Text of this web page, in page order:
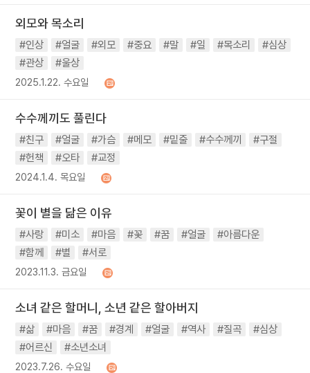
외모와 목소리
#인상 #얼굴 #외모 #중요 #말 #일 #목소리
#심상
#관상
#울상
2025.1.22. 수요일
수수께끼도 풀린다
#친구 #얼굴 #가슴 #메모 #밑줄 #수수께끼
#구절
#헌책
#오타 #교정
2024.1.4. 목요일
꽃이 별을 닮은 이유
#사랑 #미소 #마음 #꽃 #꿈 #얼굴
#아름다운
#함께
#별 #서로
2023.11.3. 금요일
소녀 같은 할머니, 소년 같은 할아버지
#삶 #마음 #꿈 #경계 #얼굴 #역사 #질곡
#심상
#어르신
#소년소녀
2023.7.26. 수요일